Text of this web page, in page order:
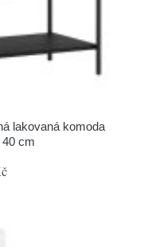
lakovaná komoda
cm